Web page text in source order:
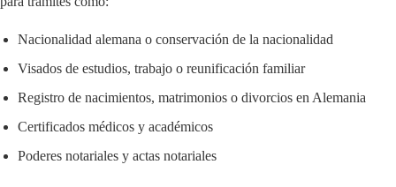
Nacionalidad alemana o conservación de la nacionalidad
Visados de estudios, trabajo o reunificación familiar
Registro de nacimientos, matrimonios o divorcios en Alemania
Certificados médicos y académicos
Poderes notariales y actas notariales